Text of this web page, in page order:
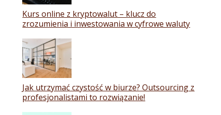
Kurs online z kryptowalut – klucz do
zrozumienia i inwestowania w cyfrowe waluty
Jak utrzymać czystość w biurze? Outsourcing z
profesjonalistami to rozwiązanie!